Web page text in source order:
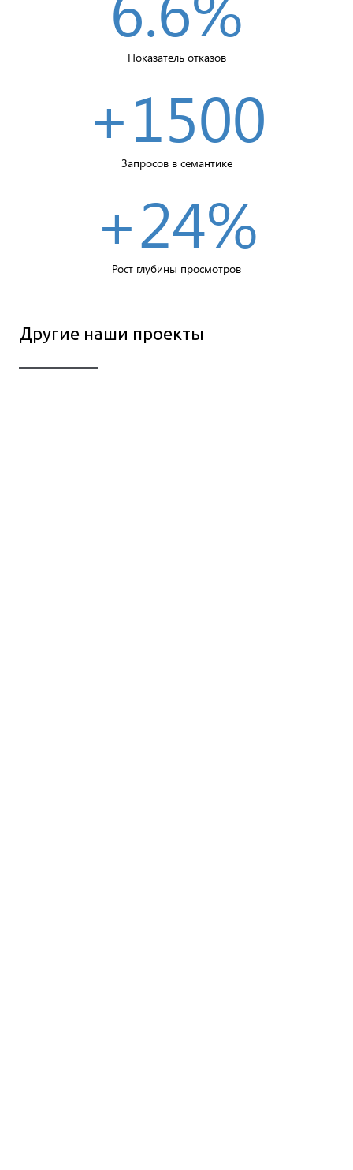
Показатель отказов
+1500
Запросов в семантике
+24%
Рост глубины просмотров
Другие наши проекты